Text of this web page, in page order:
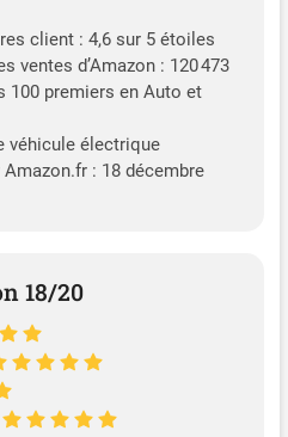
client : 4,6 sur 5 étoiles
ventes d’Amazon : 120 473
premiers en Auto et
véhicule électrique
: 18 décembre
18/20